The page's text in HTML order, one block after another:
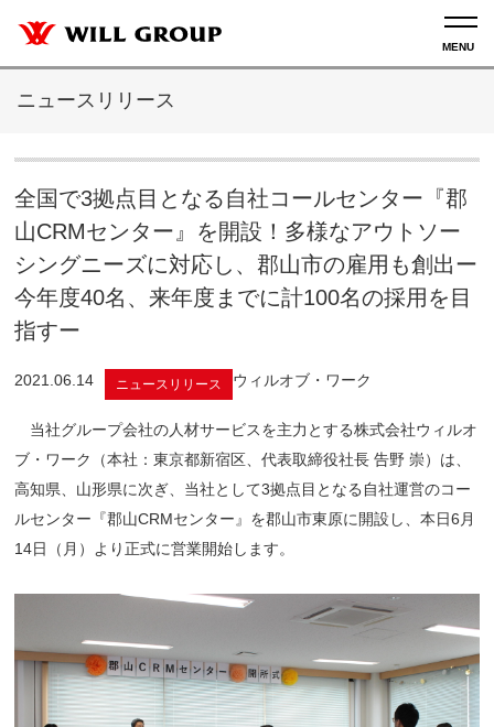
ニュースリリース
全国で3拠点目となる自社コールセンター『郡
山CRMセンター』を開設！多様なアウトソー
シングニーズに対応し、郡山市の雇用も創出ー
今年度40名、来年度までに計100名の採用を目
指すー
2021.06.14 ニュースリリース ウィルオブ・ワーク
当社グループ会社の人材サービスを主力とする株式会社ウィルオ
ブ・ワーク（本社：東京都新宿区、代表取締役社長 告野 崇）は、
高知県、山形県に次ぎ、当社として3拠点目となる自社運営のコー
ルセンター『郡山CRMセンター』を郡山市東原に開設し、本日6月
14日（月）より正式に営業開始します。